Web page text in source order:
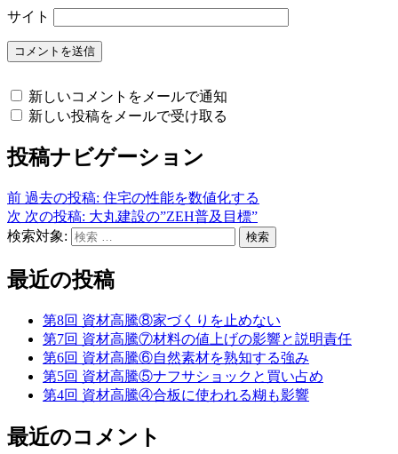
サイト
新しいコメントをメールで通知
新しい投稿をメールで受け取る
投稿ナビゲーション
前 過去の投稿: 住宅の性能を数値化する
次 次の投稿: 大丸建設の”ZEH普及目標”
検索対象:
検索
最近の投稿
第8回 資材高騰⑧家づくりを止めない
第7回 資材高騰⑦材料の値上げの影響と説明責任
第6回 資材高騰⑥自然素材を熟知する強み
第5回 資材高騰⑤ナフサショックと買い占め
第4回 資材高騰④合板に使われる糊も影響
最近のコメント